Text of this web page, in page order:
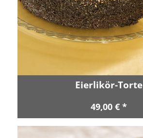
Eierlikör-Torte
49,00 € *